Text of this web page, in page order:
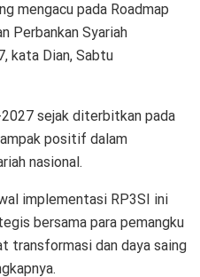
mengacu pada Roadmap
Perbankan Syariah
kata Dian, Sabtu
sejak diterbitkan pada
positif dalam
nasional.
implementasi RP3SI ini
bersama para pemangku
transformasi dan daya saing